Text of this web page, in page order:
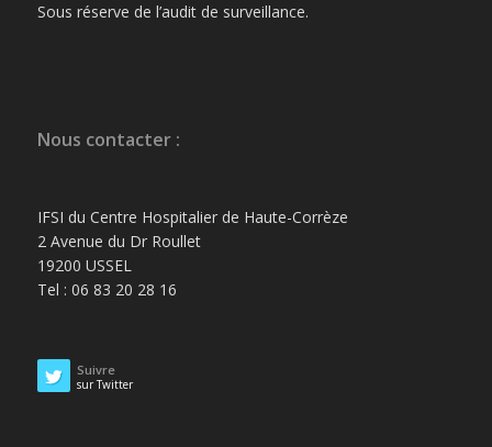
Sous réserve de l’audit de surveillance.
Nous contacter :
IFSI du Centre Hospitalier de Haute-Corrèze
2 Avenue du Dr Roullet
19200 USSEL
Tel : 06 83 20 28 16
Suivre
sur Twitter